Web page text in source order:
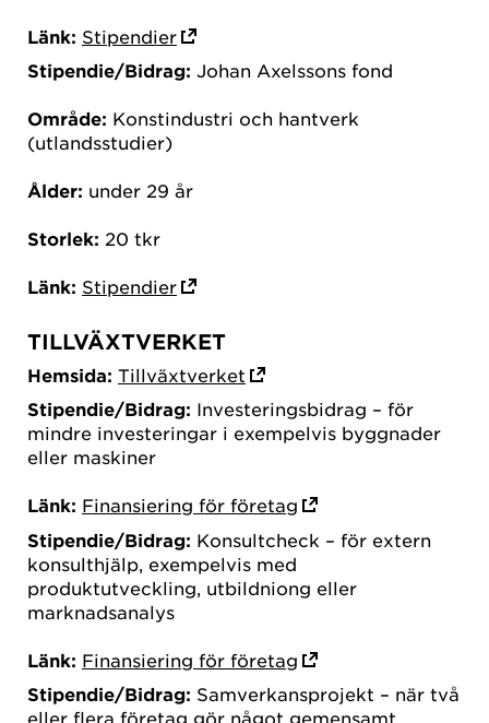
Länk: Stipendier
Stipendie/Bidrag: Johan Axelssons fond
Område: Konstindustri och hantverk
(utlandsstudier)
Ålder: under 29 år
Storlek: 20 tkr
Länk: Stipendier
TILLVÄXTVERKET
Hemsida: Tillväxtverket
Stipendie/Bidrag: Investeringsbidrag – för
mindre investeringar i exempelvis byggnader
eller maskiner
Länk: Finansiering för företag
Stipendie/Bidrag: Konsultcheck – för extern
konsulthjälp, exempelvis med
produktutveckling, utbildniong eller
marknadsanalys
Länk: Finansiering för företag
Stipendie/Bidrag: Samverkansprojekt – när två
eller flera företag gör något gemensamt